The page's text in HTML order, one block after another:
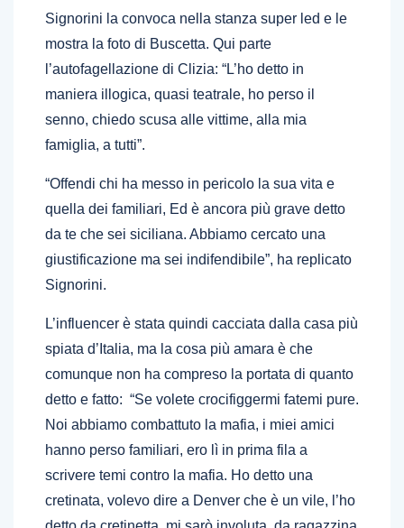
Signorini la convoca nella stanza super led e le
mostra la foto di Buscetta. Qui parte
l’autofagellazione di Clizia: “L’ho detto in
maniera illogica, quasi teatrale, ho perso il
senno, chiedo scusa alle vittime, alla mia
famiglia, a tutti”.
“Offendi chi ha messo in pericolo la sua vita e
quella dei familiari, Ed è ancora più grave detto
da te che sei siciliana. Abbiamo cercato una
giustificazione ma sei indifendibile”, ha replicato
Signorini.
L’influencer è stata quindi cacciata dalla casa più
spiata d’Italia, ma la cosa più amara è che
comunque non ha compreso la portata di quanto
detto e fatto: “Se volete crocifiggermi fatemi pure.
Noi abbiamo combattuto la mafia, i miei amici
hanno perso familiari, ero lì in prima fila a
scrivere temi contro la mafia. Ho detto una
cretinata, volevo dire a Denver che è un vile, l’ho